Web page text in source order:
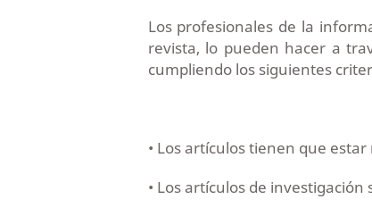
Los profesionales de la
revista, lo pueden hacer a
cumpliendo los siguientes
• Los artículos tienen que
• Los artículos de